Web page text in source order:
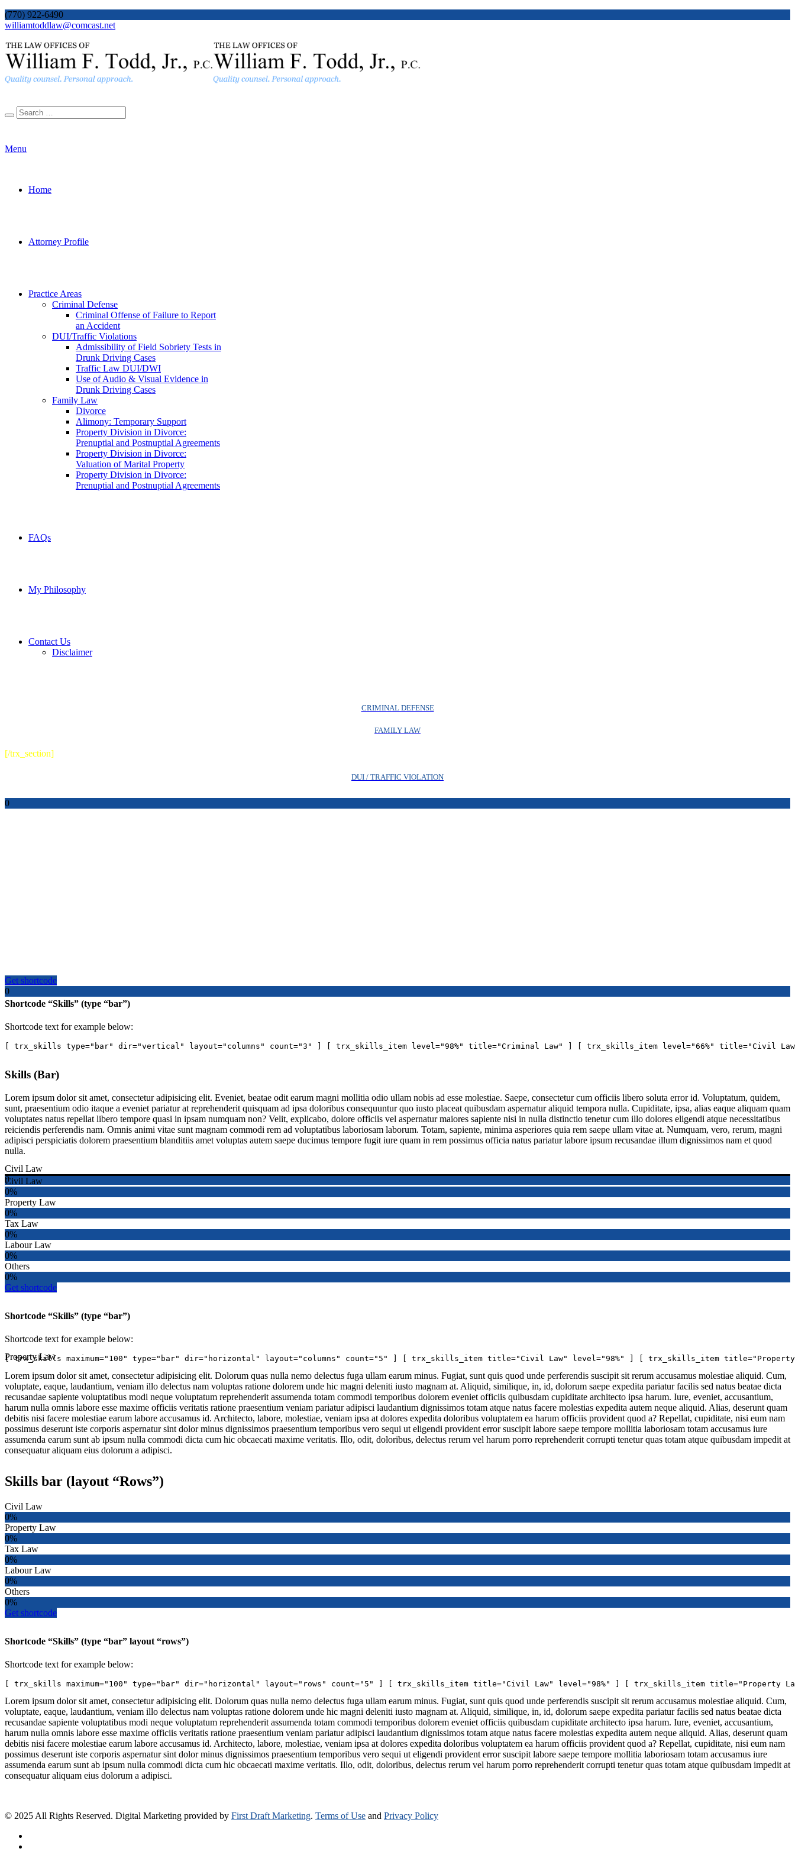
(770) 922-6490
williamtoddlaw@comcast.net
Menu
Home
Attorney Profile
Practice Areas
Criminal Defense
Criminal Offense of Failure to Report
an Accident
DUI/Traffic Violations
Admissibility of Field Sobriety Tests in
Drunk Driving Cases
Traffic Law DUI/DWI
Use of Audio & Visual Evidence in
Drunk Driving Cases
Family Law
Divorce
Alimony: Temporary Support
Property Division in Divorce:
Prenuptial and Postnuptial Agreements
Property Division in Divorce:
Valuation of Marital Property
Property Division in Divorce:
Prenuptial and Postnuptial Agreements
FAQs
My Philosophy
Contact Us
Disclaimer
CRIMINAL DEFENSE
FAMILY LAW
[/trx_section]
DUI / TRAFFIC VIOLATION
0
Criminal Law
0
Civil Law
0
Property Law
Get shortcode
Shortcode “Skills” (type “bar”)
Shortcode text for example below:
[ trx_skills type="bar" dir="vertical" layout="columns" count="3" ] [ trx_skills_item level="98%" title="Criminal Law" ] [ trx_skills_item level="66%" title="Civil
Skills (Bar)
Lorem ipsum dolor sit amet, consectetur adipisicing elit. Eveniet, beatae odit earum magni mollitia odio ullam nobis ad esse molestiae. Saepe, consectetur cum officiis libero soluta error id. Voluptatum, quidem,
sunt, praesentium odio itaque a eveniet pariatur at reprehenderit quisquam ad ipsa doloribus consequuntur quo iusto placeat quibusdam aspernatur aliquid tempora nulla. Cupiditate, ipsa, alias eaque aliquam quam
voluptates natus repellat libero tempore quasi in ipsam numquam non? Velit, explicabo, dolore officiis vel aspernatur maiores sapiente nisi in nulla distinctio tenetur cum illo dolores eligendi atque necessitatibus
reiciendis perferendis nam. Omnis animi vitae sunt magnam commodi rem ad voluptatibus laboriosam laborum. Totam, sapiente, minima asperiores quia rem saepe ullam vitae at. Numquam, vero, rerum, magni
adipisci perspiciatis dolorem praesentium blanditiis amet voluptas autem saepe ducimus tempore fugit iure quam in rem possimus officia natus pariatur labore ipsum recusandae illum dignissimos nam et quod
nulla.
Civil Law
0%
Property Law
0%
Tax Law
0%
Labour Law
0%
Others
0%
Get shortcode
Shortcode “Skills” (type “bar”)
Shortcode text for example below:
[ trx_skills maximum="100" type="bar" dir="horizontal" layout="columns" count="5" ] [ trx_skills_item title="Civil Law" level="98%" ] [ trx_skills_item
Lorem ipsum dolor sit amet, consectetur adipisicing elit. Dolorum quas nulla nemo delectus fuga ullam earum minus. Fugiat, sunt quis quod unde perferendis suscipit sit rerum accusamus molestiae aliquid. Cum,
voluptate, eaque, laudantium, veniam illo delectus nam voluptas ratione dolorem unde hic magni deleniti iusto magnam at. Aliquid, similique, in, id, dolorum saepe expedita pariatur facilis sed natus beatae dicta
recusandae sapiente voluptatibus modi neque voluptatum reprehenderit assumenda totam commodi temporibus dolorem eveniet officiis quibusdam cupiditate architecto ipsa harum. Iure, eveniet, accusantium,
harum nulla omnis labore esse maxime officiis veritatis ratione praesentium veniam pariatur adipisci laudantium dignissimos totam atque natus facere molestias expedita autem neque aliquid. Alias, deserunt quam
debitis nisi facere molestiae earum labore accusamus id. Architecto, labore, molestiae, veniam ipsa at dolores expedita doloribus voluptatem ea harum officiis provident quod a? Repellat, cupiditate, nisi eum nam
possimus deserunt iste corporis aspernatur sint dolor minus dignissimos praesentium temporibus vero sequi ut eligendi provident error suscipit labore saepe tempore mollitia laboriosam totam accusamus iure
assumenda earum sunt ab ipsum nulla commodi dicta cum hic obcaecati maxime veritatis. Illo, odit, doloribus, delectus rerum vel harum porro reprehenderit corrupti tenetur quas totam atque quibusdam impedit at
consequatur aliquam eius dolorum a adipisci.
Skills bar (layout “Rows”)
Civil Law
0%
Property Law
0%
Tax Law
0%
Labour Law
0%
Others
0%
Get shortcode
Shortcode “Skills” (type “bar” layout “rows”)
Shortcode text for example below:
[ trx_skills maximum="100" type="bar" dir="horizontal" layout="rows" count="5" ] [ trx_skills_item title="Civil Law" level="98%" ] [ trx_skills_item
Lorem ipsum dolor sit amet, consectetur adipisicing elit. Dolorum quas nulla nemo delectus fuga ullam earum minus. Fugiat, sunt quis quod unde perferendis suscipit sit rerum accusamus molestiae aliquid. Cum,
voluptate, eaque, laudantium, veniam illo delectus nam voluptas ratione dolorem unde hic magni deleniti iusto magnam at. Aliquid, similique, in, id, dolorum saepe expedita pariatur facilis sed natus beatae dicta
recusandae sapiente voluptatibus modi neque voluptatum reprehenderit assumenda totam commodi temporibus dolorem eveniet officiis quibusdam cupiditate architecto ipsa harum. Iure, eveniet, accusantium,
harum nulla omnis labore esse maxime officiis veritatis ratione praesentium veniam pariatur adipisci laudantium dignissimos totam atque natus facere molestias expedita autem neque aliquid. Alias, deserunt quam
debitis nisi facere molestiae earum labore accusamus id. Architecto, labore, molestiae, veniam ipsa at dolores expedita doloribus voluptatem ea harum officiis provident quod a? Repellat, cupiditate, nisi eum nam
possimus deserunt iste corporis aspernatur sint dolor minus dignissimos praesentium temporibus vero sequi ut eligendi provident error suscipit labore saepe tempore mollitia laboriosam totam accusamus iure
assumenda earum sunt ab ipsum nulla commodi dicta cum hic obcaecati maxime veritatis. Illo, odit, doloribus, delectus rerum vel harum porro reprehenderit corrupti tenetur quas totam atque quibusdam impedit at
consequatur aliquam eius dolorum a adipisci.
© 2025 All Rights Reserved. Digital Marketing provided by First Draft Marketing. Terms of Use and Privacy Policy